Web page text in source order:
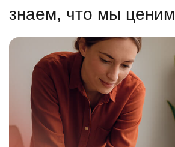
знаем, что мы ценим